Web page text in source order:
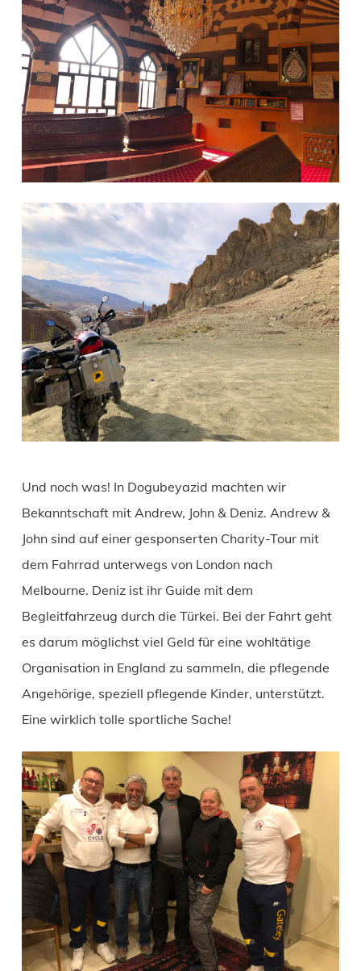
Und noch was! In Dogubeyazid machten wir
Bekanntschaft mit Andrew, John & Deniz. Andrew &
John sind auf einer gesponserten Charity-Tour mit
dem Fahrrad unterwegs von London nach
Melbourne. Deniz ist ihr Guide mit dem
Begleitfahrzeug durch die Türkei. Bei der Fahrt geht
es darum möglichst viel Geld für eine wohltätige
Organisation in England zu sammeln, die pflegende
Angehörige, speziell pflegende Kinder, unterstützt.
Eine wirklich tolle sportliche Sache!